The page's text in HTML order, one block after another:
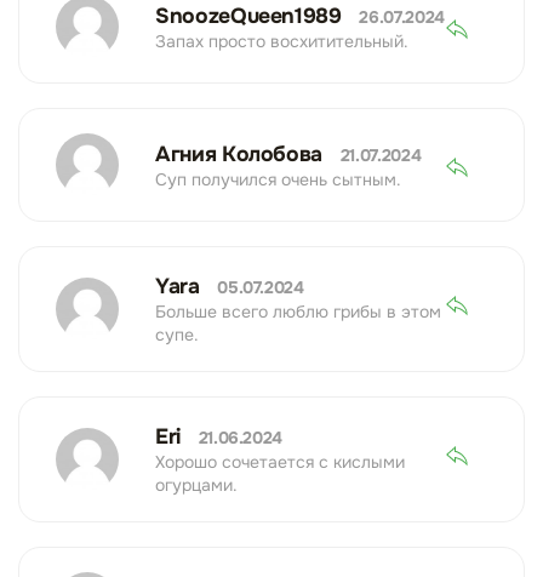
SnoozeQueen1989
26.07.2024
Запах просто восхитительный.
Агния Колобова
21.07.2024
Суп получился очень сытным.
Yara
05.07.2024
Больше всего люблю грибы в этом
супе.
Eri
21.06.2024
Хорошо сочетается с кислыми
огурцами.